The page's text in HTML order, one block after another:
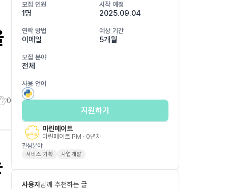
0
모집 인원
1명
시작 예정
2025.09.04
연락 방법
이메일
예상 기간
5개월
모집 분야
전체
사용 언어
지원하기
마린메이트
마린메이트 PM · 0년차
관심분야
서비스 기획 사업개발
사용자님께 추천하는 글